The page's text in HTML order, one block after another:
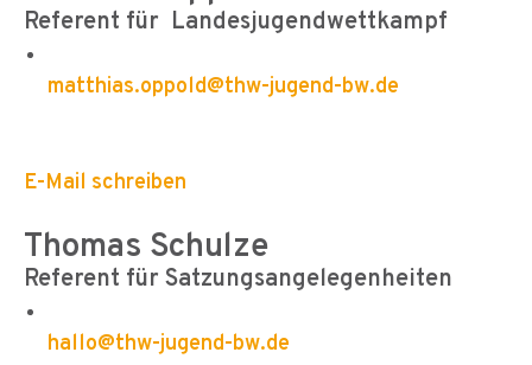
Referent für Landesjugendwettkampf
matthias.oppold@thw-jugend-bw.de
E-Mail schreiben
Thomas Schulze
Referent für Satzungsangelegenheiten
hallo@thw-jugend-bw.de